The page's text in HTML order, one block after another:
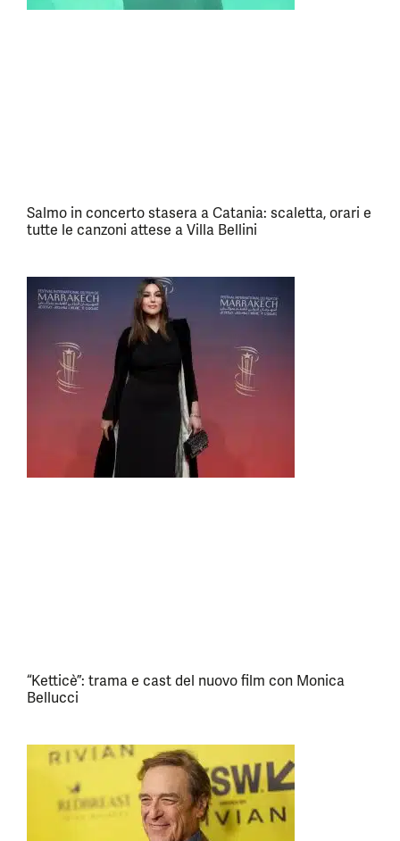
Salmo in concerto stasera a Catania: scaletta, orari e
tutte le canzoni attese a Villa Bellini
“Ketticè”: trama e cast del nuovo film con Monica
Bellucci